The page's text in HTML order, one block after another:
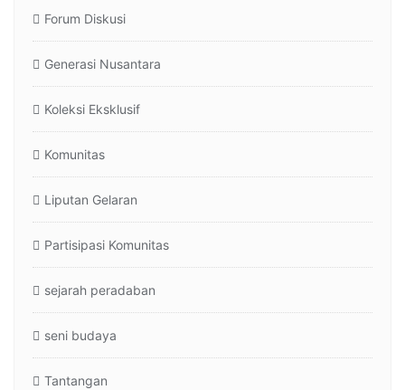
Forum Diskusi
Generasi Nusantara
Koleksi Eksklusif
Komunitas
Liputan Gelaran
Partisipasi Komunitas
sejarah peradaban
seni budaya
Tantangan